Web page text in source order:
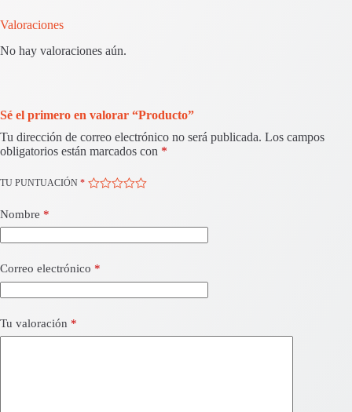
Valoraciones
No hay valoraciones aún.
Sé el primero en valorar “Producto”
Tu dirección de correo electrónico no será publicada. Los campos
obligatorios están marcados con *
TU PUNTUACIÓN *
Nombre *
Correo electrónico *
Tu valoración *